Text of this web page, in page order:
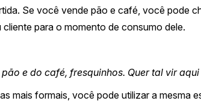
Se você vende pão e café, você pode
para o momento de consumo dele.
e do café, fresquinhos. Quer tal vir aqui
mais formais, você pode utilizar a mesma